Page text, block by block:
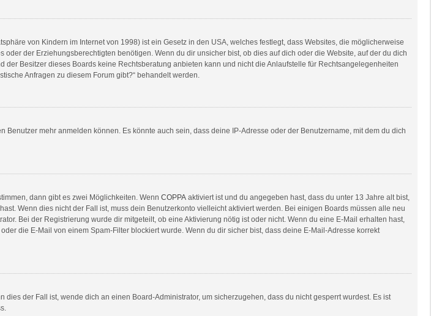
von Kindern im Internet von 1998) ist ein Gesetz in den USA, welches festlegt, dass Websites, die möglicherweise
der Erziehungsberechtigten benötigen. Wenn du dir unsicher bist, ob dies auf dich oder die Website, auf der du dich
Besitzer dieses Boards keine Rechtsberatung anbieten kann und nicht die Anlaufstelle für Rechtsangelegenheiten
Anfragen zu diesem Forum gibt?“ behandelt werden.
mehr anmelden können. Es könnte auch sein, dass deine IP-Adresse oder der Benutzername, mit dem du dich
dann gibt es zwei Möglichkeiten. Wenn COPPA aktiviert ist und du angegeben hast, dass du unter 13 Jahre alt bist,
Wenn dies nicht der Fall ist, muss dein Benutzerkonto vielleicht aktiviert werden. Bei einigen Boards müssen alle neu
Bei der Registrierung wurde dir mitgeteilt, ob eine Aktivierung nötig ist oder nicht. Wenn du eine E-Mail erhalten hast,
die E-Mail von einem Spam-Filter blockiert wurde. Wenn du dir sicher bist, dass deine E-Mail-Adresse korrekt
der Fall ist, wende dich an einen Board-Administrator, um sicherzugehen, dass du nicht gesperrt wurdest. Es ist